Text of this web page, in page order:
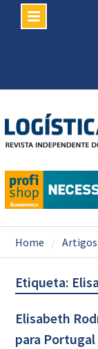
Home Artigos
Etiqueta:
Elisabeth
para Portugal